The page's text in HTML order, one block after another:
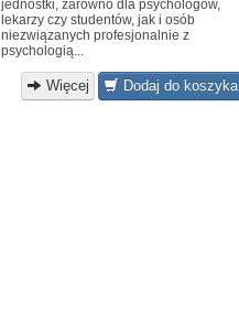
jednostki, zarówno dla psychologów,
lekarzy czy studentów, jak i osób
niezwiązanych profesjonalnie z
psychologią...
Więcej Dodaj do koszyka